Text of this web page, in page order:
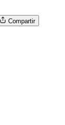
Compartir